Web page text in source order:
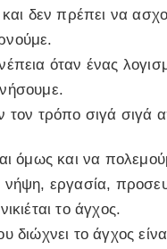
και δεν πρέπει να
όταν ένας
τον τρόπο σιγά σιγά
όμως και να
εργασία,
το άγχος.
διώχνει το άγχος